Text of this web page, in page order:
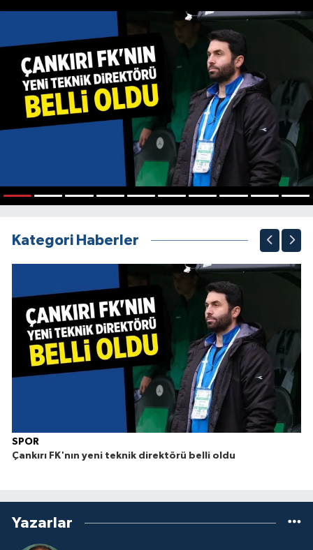
Kategori Haberler
SPOR
Çankırı FK'nın yeni teknik direktörü belli oldu
Yazarlar